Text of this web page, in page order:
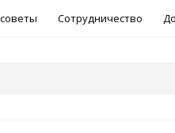
Сотрудничество